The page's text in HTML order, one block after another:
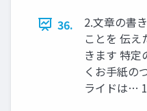
36.
2.文章の書
ことを 伝え
きます 特定
くお手紙の
ライドは…